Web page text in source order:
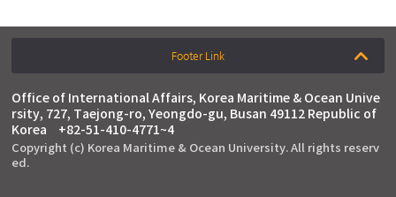
Footer Link
Office of International Affairs, Korea Maritime & Ocean Unive
rsity, 727, Taejong-ro, Yeongdo-gu, Busan 49112 Republic of
Korea
+82-51-410-4771~4
Copyright (c) Korea Maritime & Ocean University. All rights reserv
ed.